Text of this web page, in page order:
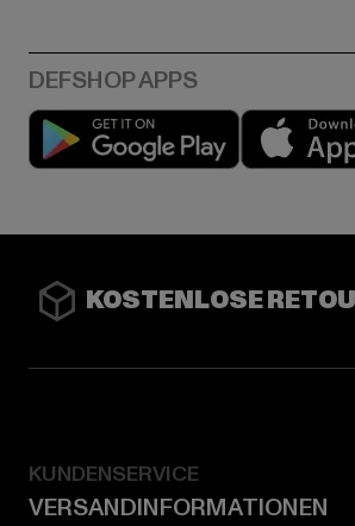
Play market
KOSTENLOSE
KUNDENSERVICE
VERSANDINFORMATIONEN